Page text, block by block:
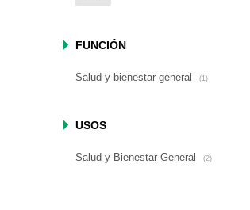
FUNCIÓN
Salud y bienestar general (1)
USOS
Salud y Bienestar General (2)